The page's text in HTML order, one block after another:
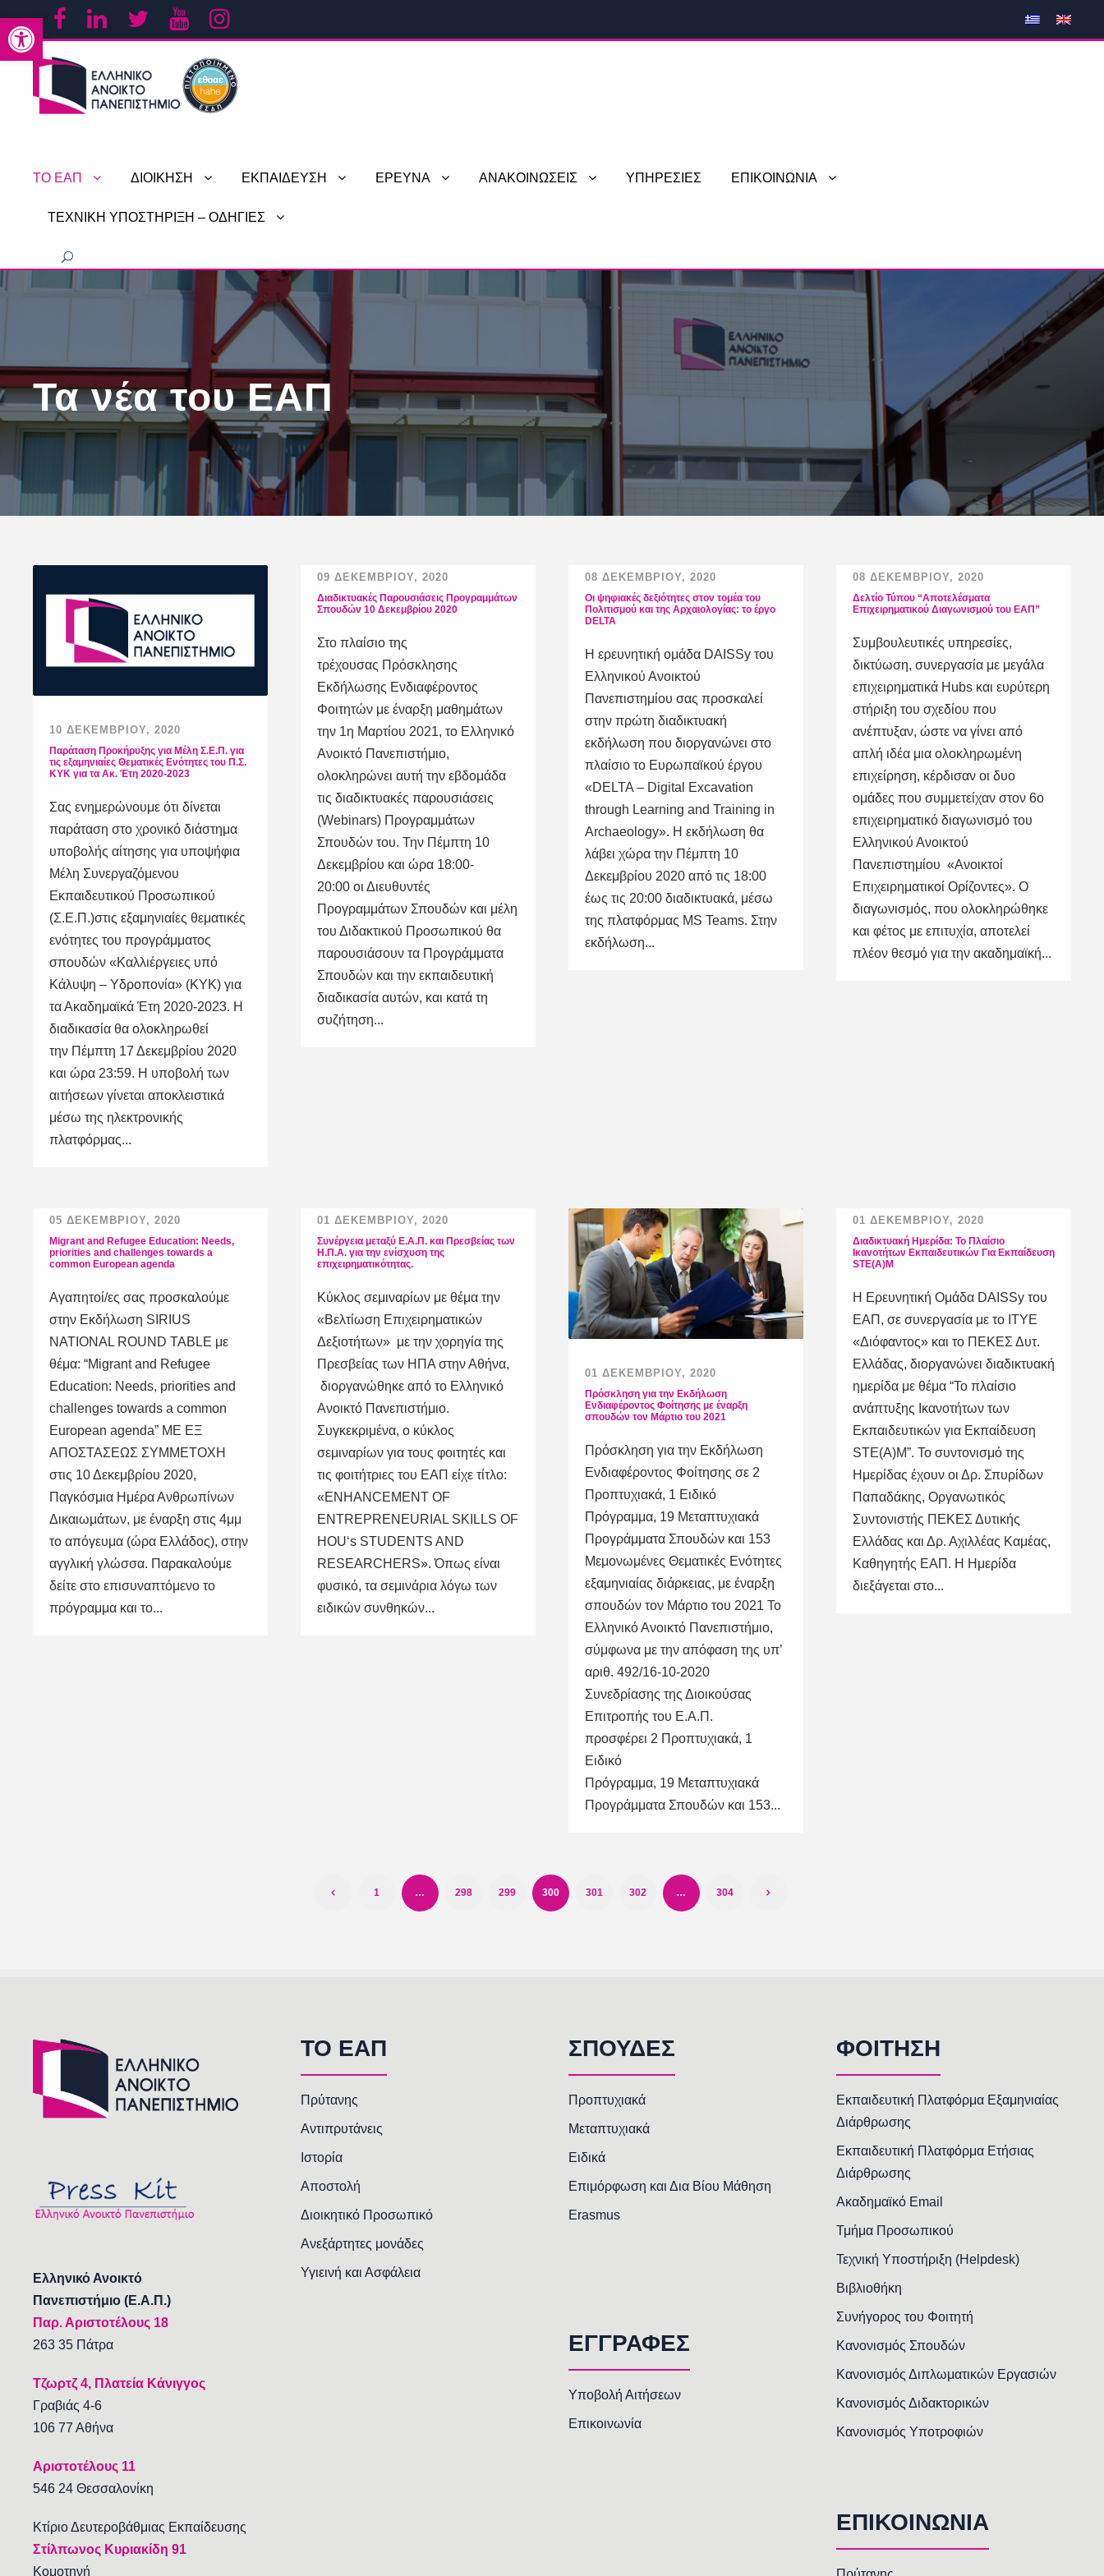
Ανοίξτε τη γραμμή εργαλείων
ΤΟ ΕΑΠ ΔΙΟΙΚΗΣΗ ΕΚΠΑΙΔΕΥΣΗ ΕΡΕΥΝΑ ΑΝΑΚΟΙΝΩΣΕΙΣ ΥΠΗΡΕΣΙΕΣ ΕΠΙΚΟΙΝΩΝΙΑ
ΤΕΧΝΙΚΗ ΥΠΟΣΤΗΡΙΞΗ – ΟΔΗΓΙΕΣ
Τα νέα του ΕΑΠ
10 ΔΕΚΕΜΒΡΊΟΥ, 2020
Παράταση Προκήρυξης για Μέλη Σ.Ε.Π. για
τις εξαμηνιαίες Θεματικές Ενότητες του Π.Σ.
ΚΥΚ για τα Ακ. Έτη 2020-2023
Σας ενημερώνουμε ότι δίνεται
παράταση στο χρονικό διάστημα
υποβολής αίτησης για υποψήφια
Μέλη Συνεργαζόμενου
Εκπαιδευτικού Προσωπικού
(Σ.Ε.Π.)στις εξαμηνιαίες θεματικές
ενότητες του προγράμματος
σπουδών «Καλλιέργειες υπό
Κάλυψη – Υδροπονία» (ΚΥΚ) για
τα Ακαδημαϊκά Έτη 2020-2023. Η
διαδικασία θα ολοκληρωθεί
την Πέμπτη 17 Δεκεμβρίου 2020
και ώρα 23:59. Η υποβολή των
αιτήσεων γίνεται αποκλειστικά
μέσω της ηλεκτρονικής
πλατφόρμας...
09 ΔΕΚΕΜΒΡΊΟΥ, 2020
Διαδικτυακές Παρουσιάσεις Προγραμμάτων
Σπουδών 10 Δεκεμβρίου 2020
Στο πλαίσιο της
τρέχουσας Πρόσκλησης
Εκδήλωσης Ενδιαφέροντος
Φοιτητών με έναρξη μαθημάτων
την 1η Μαρτίου 2021, το Ελληνικό
Ανοικτό Πανεπιστήμιο,
ολοκληρώνει αυτή την εβδομάδα
τις διαδικτυακές παρουσιάσεις
(Webinars) Προγραμμάτων
Σπουδών του. Την Πέμπτη 10
Δεκεμβρίου και ώρα 18:00-
20:00 οι Διευθυντές
Προγραμμάτων Σπουδών και μέλη
του Διδακτικού Προσωπικού θα
παρουσιάσουν τα Προγράμματα
Σπουδών και την εκπαιδευτική
διαδικασία αυτών, και κατά τη
συζήτηση...
08 ΔΕΚΕΜΒΡΊΟΥ, 2020
Οι ψηφιακές δεξιότητες στον τομέα του
Πολιτισμού και της Αρχαιολογίας: το έργο
DELTA
Η ερευνητική ομάδα DAISSy του
Ελληνικού Ανοικτού
Πανεπιστημίου σας προσκαλεί
στην πρώτη διαδικτυακή
εκδήλωση που διοργανώνει στο
πλαίσιο το Ευρωπαϊκού έργου
«DELTA – Digital Excavation
through Learning and Training in
Archaeology». Η εκδήλωση θα
λάβει χώρα την Πέμπτη 10
Δεκεμβρίου 2020 από τις 18:00
έως τις 20:00 διαδικτυακά, μέσω
της πλατφόρμας MS Teams. Στην
εκδήλωση...
08 ΔΕΚΕΜΒΡΊΟΥ, 2020
Δελτίο Τύπου “Αποτελέσματα
Επιχειρηματικού Διαγωνισμού του ΕΑΠ”
Συμβουλευτικές υπηρεσίες,
δικτύωση, συνεργασία με μεγάλα
επιχειρηματικά Hubs και ευρύτερη
στήριξη του σχεδίου που
ανέπτυξαν, ώστε να γίνει από
απλή ιδέα μια ολοκληρωμένη
επιχείρηση, κέρδισαν οι δυο
ομάδες που συμμετείχαν στον 6ο
επιχειρηματικό διαγωνισμό του
Ελληνικού Ανοικτού
Πανεπιστημίου «Ανοικτοί
Επιχειρηματικοί Ορίζοντες». Ο
διαγωνισμός, που ολοκληρώθηκε
και φέτος με επιτυχία, αποτελεί
πλέον θεσμό για την ακαδημαϊκή...
05 ΔΕΚΕΜΒΡΊΟΥ, 2020
Migrant and Refugee Education: Needs,
priorities and challenges towards a
common European agenda
Αγαπητοί/ες σας προσκαλούμε
στην Εκδήλωση SIRIUS
NATIONAL ROUND TABLE με
θέμα: “Migrant and Refugee
Education: Needs, priorities and
challenges towards a common
European agenda” ΜΕ ΕΞ
ΑΠΟΣΤΑΣΕΩΣ ΣΥΜΜΕΤΟΧΗ
στις 10 Δεκεμβρίου 2020,
Παγκόσμια Ημέρα Ανθρωπίνων
Δικαιωμάτων, με έναρξη στις 4μμ
το απόγευμα (ώρα Ελλάδος), στην
αγγλική γλώσσα. Παρακαλούμε
δείτε στο επισυναπτόμενο το
πρόγραμμα και το...
01 ΔΕΚΕΜΒΡΊΟΥ, 2020
Συνέργεια μεταξύ Ε.Α.Π. και Πρεσβείας των
Η.Π.Α. για την ενίσχυση της
επιχειρηματικότητας.
Κύκλος σεμιναρίων με θέμα την
«Βελτίωση Επιχειρηματικών
Δεξιοτήτων» με την χορηγία της
Πρεσβείας των ΗΠΑ στην Αθήνα,
διοργανώθηκε από το Ελληνικό
Ανοικτό Πανεπιστήμιο.
Συγκεκριμένα, ο κύκλος
σεμιναρίων για τους φοιτητές και
τις φοιτήτριες του ΕΑΠ είχε τίτλο:
«ENHAΝCEMENT OF
ENTREPRENEURIAL SKILLS OF
HOU‘s STUDENTS AND
RESEARCHERS». Όπως είναι
φυσικό, τα σεμινάρια λόγω των
ειδικών συνθηκών...
01 ΔΕΚΕΜΒΡΊΟΥ, 2020
Πρόσκληση για την Εκδήλωση
Ενδιαφέροντος Φοίτησης με έναρξη
σπουδών τον Μάρτιο του 2021
Πρόσκληση για την Εκδήλωση
Ενδιαφέροντος Φοίτησης σε 2
Προπτυχιακά, 1 Ειδικό
Πρόγραμμα, 19 Μεταπτυχιακά
Προγράμματα Σπουδών και 153
Μεμονωμένες Θεματικές Ενότητες
εξαμηνιαίας διάρκειας, με έναρξη
σπουδών τον Μάρτιο του 2021 Το
Ελληνικό Ανοικτό Πανεπιστήμιο,
σύμφωνα με την απόφαση της υπ’
αριθ. 492/16-10-2020
Συνεδρίασης της Διοικούσας
Επιτροπής του Ε.Α.Π.
προσφέρει 2 Προπτυχιακά, 1
Ειδικό
Πρόγραμμα, 19 Μεταπτυχιακά
Προγράμματα Σπουδών και 153...
01 ΔΕΚΕΜΒΡΊΟΥ, 2020
Διαδικτυακή Ημερίδα: Το Πλαίσιο
Ικανοτήτων Εκπαιδευτικών Για Εκπαίδευση
STE(A)M
Η Ερευνητική Ομάδα DAISSy του
ΕΑΠ, σε συνεργασία με το ΙΤΥΕ
«Διόφαντος» και το ΠΕΚΕΣ Δυτ.
Ελλάδας, διοργανώνει διαδικτυακή
ημερίδα με θέμα “Το πλαίσιο
ανάπτυξης Ικανοτήτων των
Εκπαιδευτικών για Εκπαίδευση
STE(A)M”. Το συντονισμό της
Ημερίδας έχουν οι Δρ. Σπυρίδων
Παπαδάκης, Οργανωτικός
Συντονιστής ΠΕΚΕΣ Δυτικής
Ελλάδας και Δρ. Αχιλλέας Καμέας,
Καθηγητής ΕΑΠ. Η Ημερίδα
διεξάγεται στο...
1 … 298 299 300 301 302 … 304
Ελληνικό Ανοικτό
Πανεπιστήμιο (Ε.Α.Π.)
Παρ. Αριστοτέλους 18
263 35 Πάτρα
Τζωρτζ 4, Πλατεία Κάνιγγος
Γραβιάς 4-6
106 77 Αθήνα
Αριστοτέλους 11
546 24 Θεσσαλονίκη
Κτίριο Δευτεροβάθμιας Εκπαίδευσης
Στίλπωνος Κυριακίδη 91
Κομοτηνή
TO EAΠ
Πρύτανης
Αντιπρυτάνεις
Ιστορία
Αποστολή
Διοικητικό Προσωπικό
Ανεξάρτητες μονάδες
Υγιεινή και Ασφάλεια
ΣΠΟΥΔΕΣ
Προπτυχιακά
Μεταπτυχιακά
Ειδικά
Επιμόρφωση και Δια Βίου Μάθηση
Erasmus
ΕΓΓΡΑΦΕΣ
Υποβολή Αιτήσεων
Επικοινωνία
ΦΟΙΤΗΣΗ
Εκπαιδευτική Πλατφόρμα Εξαμηνιαίας
Διάρθρωσης
Εκπαιδευτική Πλατφόρμα Ετήσιας
Διάρθρωσης
Ακαδημαϊκό Email
Τμήμα Προσωπικού
Τεχνική Υποστήριξη (Helpdesk)
Βιβλιοθήκη
Συνήγορος του Φοιτητή
Κανονισμός Σπουδών
Κανονισμός Διπλωματικών Εργασιών
Κανονισμός Διδακτορικών
Κανονισμός Υποτροφιών
ΕΠΙΚΟΙΝΩΝΙΑ